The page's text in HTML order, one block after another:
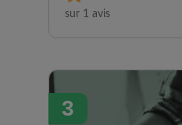
sur 1 avis
3